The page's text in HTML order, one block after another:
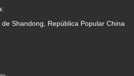
Shandong, República Popular China